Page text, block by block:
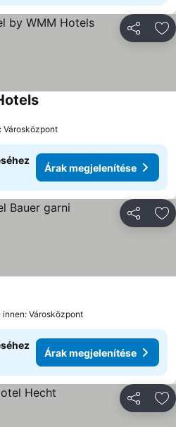
Városközpont
Árak megjelenítése
innen: Városközpont
Árak megjelenítése